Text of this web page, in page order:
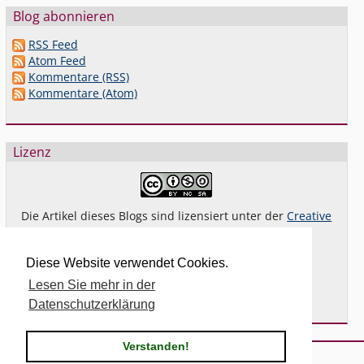
Diese Website verwendet Cookies.
Lesen Sie mehr in der
Datenschutzerklärung
Verstanden!
Blog abonnieren
RSS Feed
Atom Feed
Kommentare (RSS)
Kommentare (Atom)
Lizenz
Die Artikel dieses Blogs sind lizensiert unter derCreative
Das giltnichtfür Bilder oder (andere) erkennbare
Fremdinhalte und explizit anders gekennzeichnete
Beiträge.
Powered bySerendipity& the2k11theme.